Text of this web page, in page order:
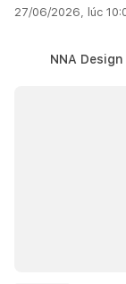
27/06/2026, lúc
NNA Design